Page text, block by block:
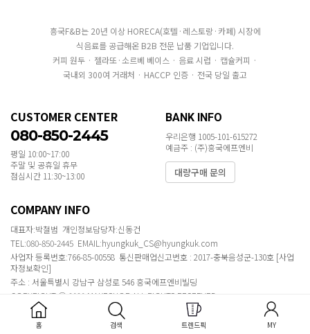
흥국F&B는 20년 이상 HORECA(호텔·레스토랑·카페) 시장에
식음료를 공급해온 B2B 전문 납품 기업입니다.
커피 원두 · 젤라또·소르베 베이스 · 음료 시럽 · 캡슐커피 ·
국내외 300여 거래처 · HACCP 인증 · 전국 당일 출고
CUSTOMER CENTER
080-850-2445
평일 10:00~17:00
주말 및 공휴일 휴무
점심시간 11:30~13:00
BANK INFO
우리은행 1005-101-615272
예금주 : (주)흥국에프엔비
대량구매 문의
COMPANY INFO
대표자:박철범 개인정보담당자:신동건
TEL:080-850-2445 EMAIL:hyungkuk_CS@hyungkuk.com
사업자 등록번호:766-85-00558 통신판매업신고번호 : 2017-충북음성군-130호 [사업
자정보확인]
주소 : 서울특별시 강남구 삼성로 546 흥국에프엔비빌딩
COPYRIGHT ⓒ 2020 MAKESHOP ALL RIGHTS RESERVED.
홈 검색 트렌드픽 MY